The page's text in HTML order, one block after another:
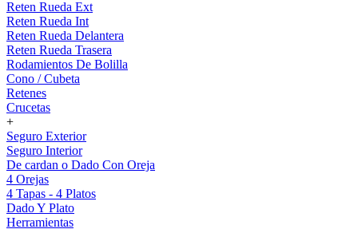
Reten Rueda Ext
Reten Rueda Int
Reten Rueda Delantera
Reten Rueda Trasera
Rodamientos De Bolilla
Cono / Cubeta
Retenes
Crucetas
+
Seguro Exterior
Seguro Interior
De cardan o Dado Con Oreja
4 Orejas
4 Tapas - 4 Platos
Dado Y Plato
Herramientas